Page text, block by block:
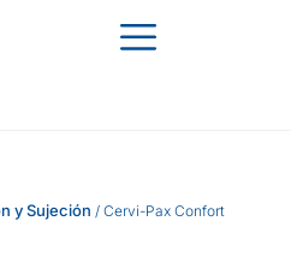
y Sujeción / Cervi-Pax Confort